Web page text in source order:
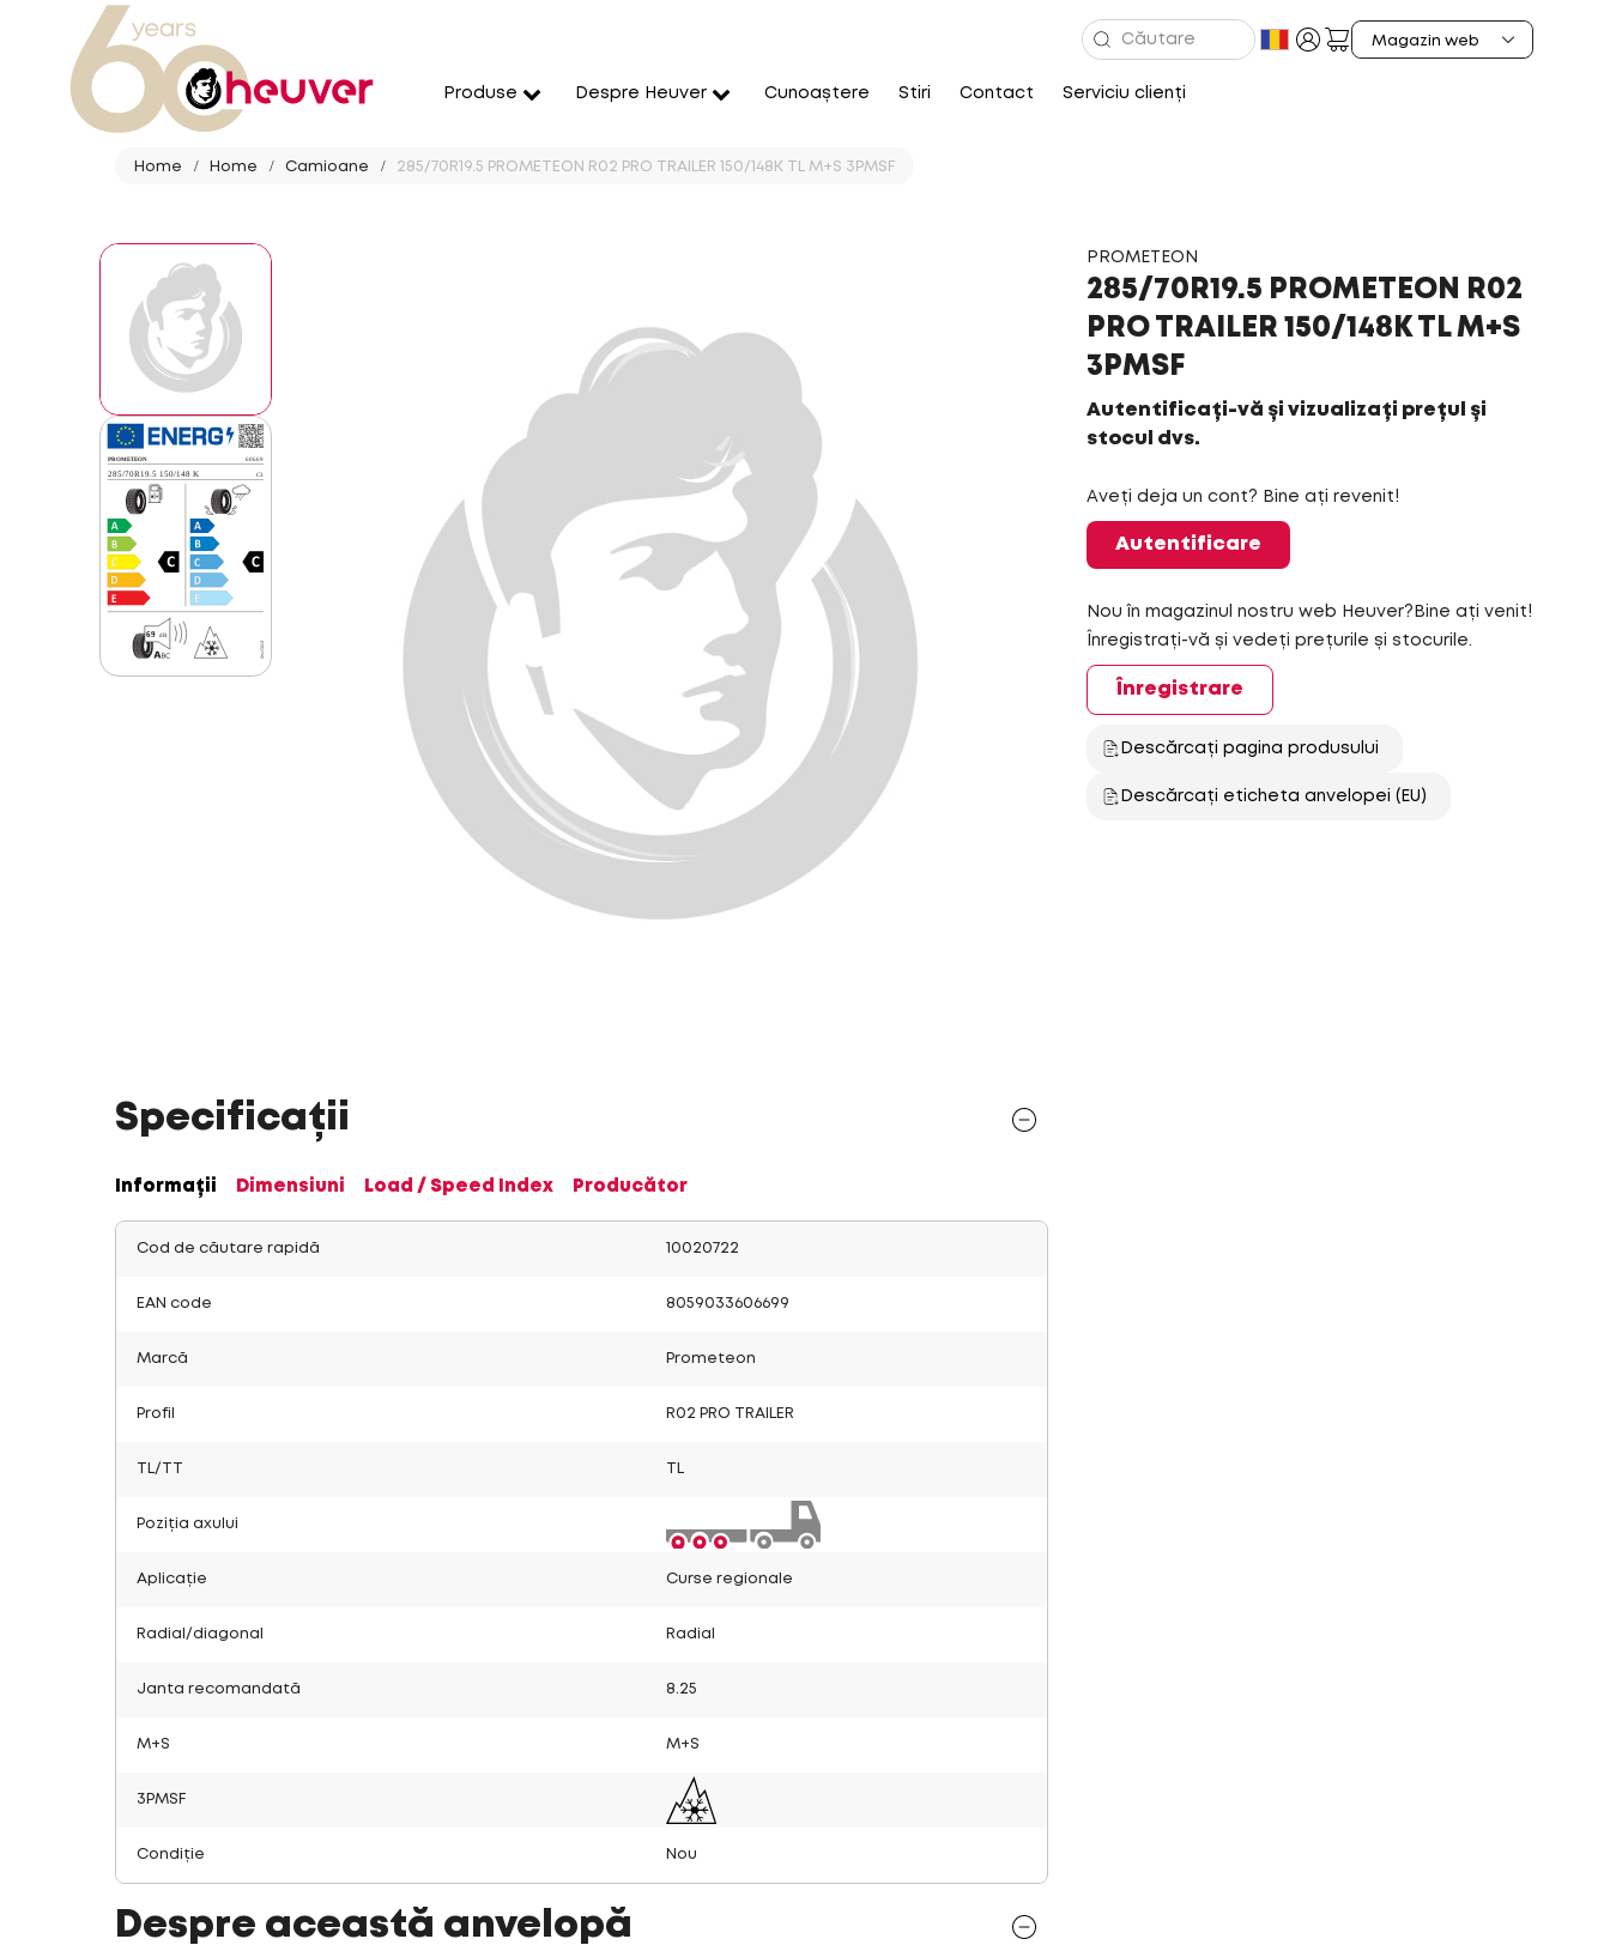
Produse Despre Heuver Cunoaștere Stiri Contact Serviciu clienți
Home Home Camioane 285/70R19.5 PROMETEON R02 PRO TRAILER 150/148K TL M+S 3PMSF
PROMETEON
285/70R19.5 PROMETEON R02
PRO TRAILER 150/148K TL M+S
3PMSF
Autentificați-vă și vizualizați prețul și
stocul dvs.
Aveți deja un cont? Bine ați revenit!
Autentificare
Nou în magazinul nostru web Heuver?Bine ați venit!
Înregistrați-vă și vedeți prețurile și stocurile.
Înregistrare
Descărcați pagina produsului
Descărcați eticheta anvelopei (EU)
Specificații
Informații Dimensiuni Load / Speed Index Producător
Cod de căutare rapidă 10020722
EAN code 8059033606699
Marcă Prometeon
Profil R02 PRO TRAILER
TL/TT
Poziția axului
Aplicație Curse regionale
Radial/diagonal Radial
Janta recomandată 8.25
M+S M+S
3PMSF
Condiție Nou
Despre această anvelopă